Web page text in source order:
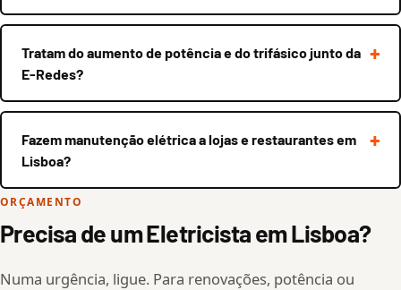
Tratam do aumento de potência e do trifásico junto da
E-Redes?
Fazem manutenção elétrica a lojas e restaurantes em
Lisboa?
ORÇAMENTO
Precisa de um Eletricista em Lisboa?
Numa urgência, ligue. Para renovações, potência ou